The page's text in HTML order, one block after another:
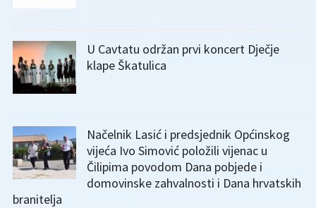
U Cavtatu održan prvi koncert Dječje
klape Škatulica
Načelnik Lasić i predsjednik Općinskog
vijeća Ivo Simović položili vijenac u
Čilipima povodom Dana pobjede i
domovinske zahvalnosti i Dana hrvatskih
branitelja